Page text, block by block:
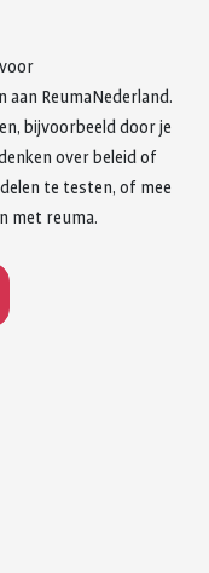
ReumaNederland.
bijvoorbeeld door je
over beleid of
te testen, of mee
met reuma.